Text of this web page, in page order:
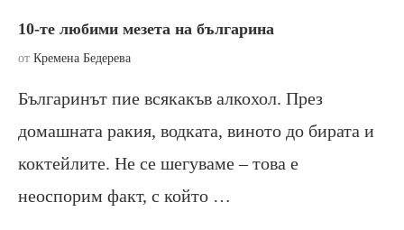
10-те любими мезета на българина
от Кремена Бедерева
Българинът пие всякакъв алкохол. През
домашната ракия, водката, виното до бирата и
коктейлите. Не се шегуваме – това е
неоспорим факт, с който …